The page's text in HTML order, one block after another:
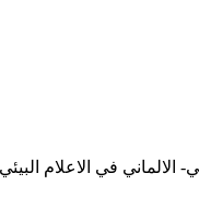
الالماني في الاعلام